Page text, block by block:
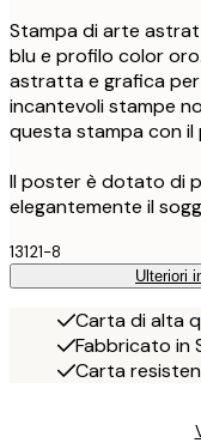
Stampa di arte
blu e profilo color
astratta e grafica per
incantevoli stampe
questa stampa con il
Il poster è dotato di
elegantemente il
13121-8
Ulteriori
Carta di alta
Fabbricato in
Carta